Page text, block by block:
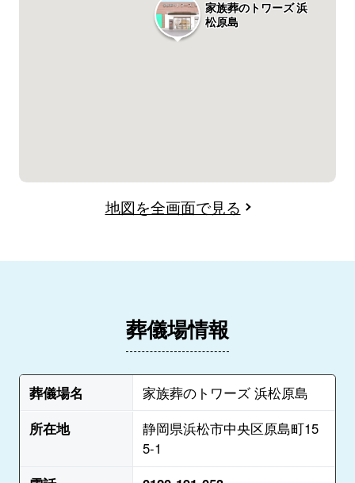
家族葬のトワーズ 浜
松原島
地図を全画面で見る
葬儀場情報
葬儀場名
家族葬のトワーズ 浜松原島
所在地
静岡県浜松市中央区原島町15
5-1